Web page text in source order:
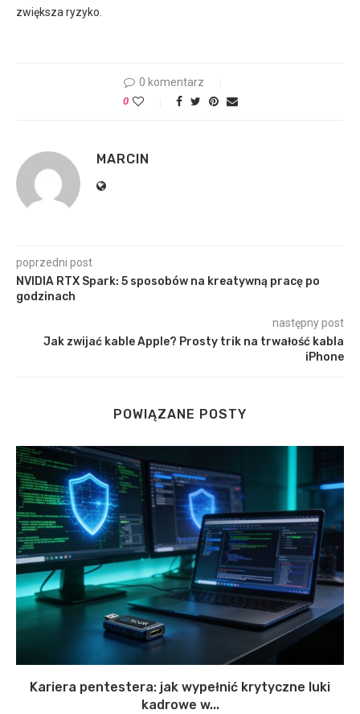
zwiększa ryzyko.
0 komentarz
0
MARCIN
poprzedni post
NVIDIA RTX Spark: 5 sposobów na kreatywną pracę po
godzinach
następny post
Jak zwijać kable Apple? Prosty trik na trwałość kabla
iPhone
POWIĄZANE POSTY
Kariera pentestera: jak wypełnić krytyczne luki
kadrowe w...